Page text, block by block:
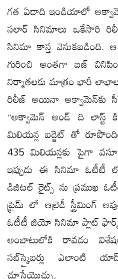
గత ఏడాది ఇండియాలో
స‌లార్ సినిమాలు ఒకేసారి
సినిమా కాస్త
గురించి అంతగా బజ్
నిర్మాతలకు మాత్రం భారీ
రిలీజ్ అయినా అక్వామెన్‌కు
“అక్వామెన్ అండ్ ది లాస్ట్
మిలియన్ల బడ్జెట్ తో
435 మిలియన్లకు పైగా
ఇప్పుడు ఈ సినిమా
డిజిటల్ రైట్స్ ను ప్రముఖ
ప్రైమ్ లో ఆల్రెడీ స్ట్రీమింగ్
ఓటీటీ జియో సినిమా ప్లాట్
అంబాటులోకి రావడం
స‌బ్‌స్కైబ‌ర్లు ఎలాంటి
చూసేయొచ్చు.